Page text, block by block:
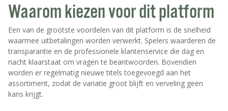
Waarom kiezen voor dit platform
Een van de grootste voordelen van dit platform is de snelheid
waarmee uitbetalingen worden verwerkt. Spelers waarderen de
transparantie en de professionele klantenservice die dag en
nacht klaarstaat om vragen te beantwoorden. Bovendien
worden er regelmatig nieuwe titels toegevoegd aan het
assortiment, zodat de variatie groot blijft en verveling geen
kans krijgt.